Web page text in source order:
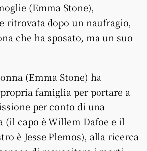
(Emma Stone),
ritrovata dopo un naufragio,
che ha sposato, ma un suo
(Emma Stone) ha
famiglia per portare a
per conto di una
(il capo è Willem Dafoe e il
è Jesse Plemos), alla ricerca